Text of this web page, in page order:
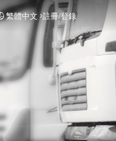
繁體中文 註冊/登錄